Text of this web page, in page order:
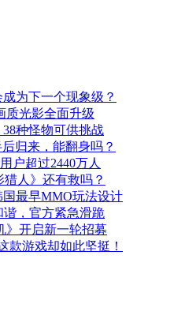
为下一个现象级？
质光影全面升级
种怪物可供挑战
归来，能翻身吗？
户超过2440万人
人》还有救吗？
最早MMO玩法设计
，官方紧急滑跪
》开启新一轮招募
款游戏却如此坚挺！